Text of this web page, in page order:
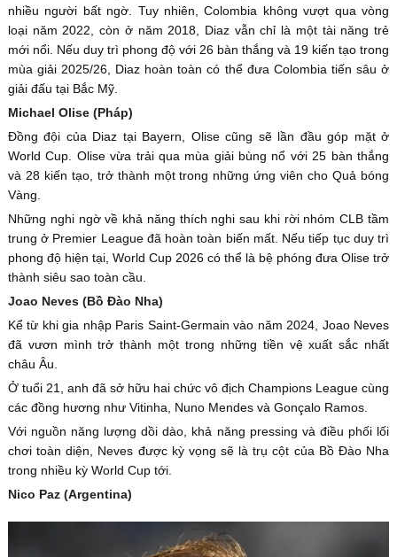
nhiều người bất ngờ. Tuy nhiên, Colombia không vượt qua vòng
loại năm 2022, còn ở năm 2018, Diaz vẫn chỉ là một tài năng trẻ
mới nổi. Nếu duy trì phong độ với 26 bàn thắng và 19 kiến tạo trong
mùa giải 2025/26, Diaz hoàn toàn có thể đưa Colombia tiến sâu ở
giải đấu tại Bắc Mỹ.
Michael Olise (Pháp)
Đồng đội của Diaz tại Bayern, Olise cũng sẽ lần đầu góp mặt ở
World Cup. Olise vừa trải qua mùa giải bùng nổ với 25 bàn thắng
và 28 kiến tạo, trở thành một trong những ứng viên cho Quả bóng
Vàng.
Những nghi ngờ về khả năng thích nghi sau khi rời nhóm CLB tầm
trung ở Premier League đã hoàn toàn biến mất. Nếu tiếp tục duy trì
phong độ hiện tại, World Cup 2026 có thể là bệ phóng đưa Olise trở
thành siêu sao toàn cầu.
Joao Neves (Bồ Đào Nha)
Kể từ khi gia nhập Paris Saint-Germain vào năm 2024, Joao Neves
đã vươn mình trở thành một trong những tiền vệ xuất sắc nhất
châu Âu.
Ở tuổi 21, anh đã sở hữu hai chức vô địch Champions League cùng
các đồng hương như Vitinha, Nuno Mendes và Gonçalo Ramos.
Với nguồn năng lượng dồi dào, khả năng pressing và điều phối lối
chơi toàn diện, Neves được kỳ vọng sẽ là trụ cột của Bồ Đào Nha
trong nhiều kỳ World Cup tới.
Nico Paz (Argentina)